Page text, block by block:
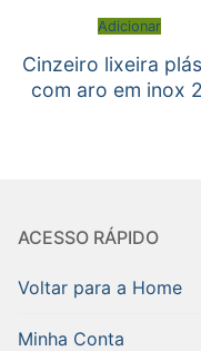
Adicionar
Cinzeiro lixeira
com aro em inox
ACESSO RÁPIDO
Voltar para a Home
Minha Conta